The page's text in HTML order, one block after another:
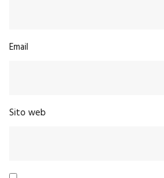
Email
Sito web